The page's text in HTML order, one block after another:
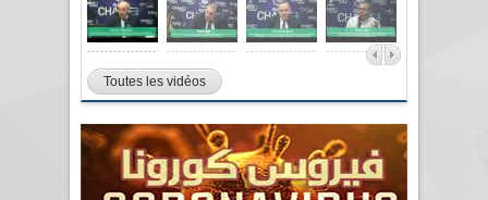
Toutes les vidéos